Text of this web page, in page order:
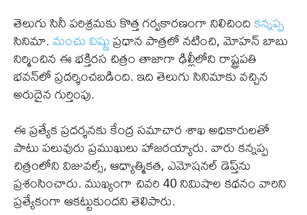
తెలుగు సినీ పరిశ్రమకు కొత్త గర్వకారణంగా నిలిచిందికన్నప్ప
సినిమా.మంచు విష్ణుప్రధాన పాత్రలో నటించి, మోహన్ బాబు
నిర్మించిన ఈ భక్తిరస చిత్రం తాజాగా ఢిల్లీలోని రాష్ట్రపతి
భవన్‌లో ప్రదర్శించబడింది. ఇది తెలుగు సినిమాకు వచ్చిన
అరుదైన గుర్తింపు.
ఈ ప్రత్యేక ప్రదర్శనకు కేంద్ర సమాచార శాఖ అధికారులతో
పాటు పలువురు ప్రముఖులు హాజరయ్యారు. వారు కన్నప్ప
చిత్రంలోని విజువల్స్, ఆధ్యాత్మికత, ఎమోషనల్ డెప్త్‌ను
ప్రశంసించారు. ముఖ్యంగా చివరి 40 నిమిషాల కథనం వారిని
ప్రత్యేకంగా ఆకట్టుకుందని తెలిపారు.